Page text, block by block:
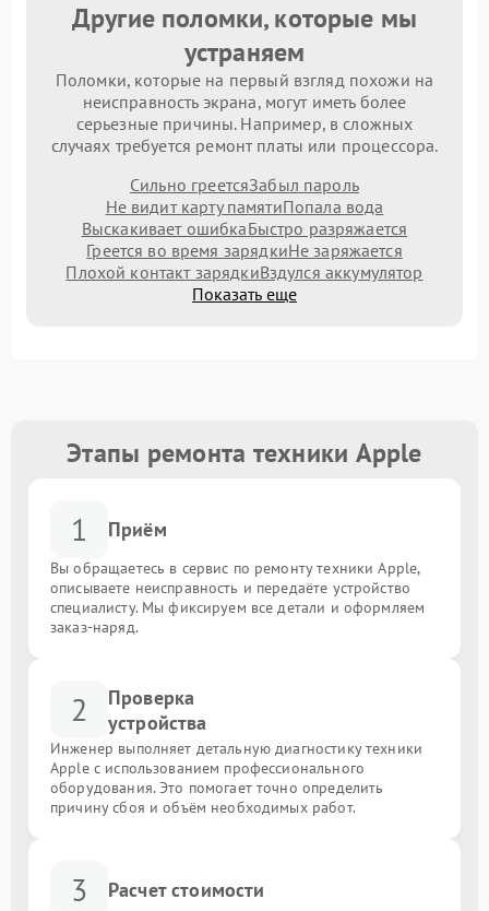
Другие поломки, которые мы
устраняем
Поломки, которые на первый взгляд похожи на
неисправность экрана, могут иметь более
серьезные причины. Например, в сложных
случаях требуется ремонт платы или процессора.
Сильно греетсяЗабыл пароль
Не видит карту памятиПопала вода
Выскакивает ошибкаБыстро разряжается
Греется во время зарядкиНе заряжается
Плохой контакт зарядкиВздулся аккумулятор
Показать еще
Этапы ремонта техники Apple
1 Приём
Вы обращаетесь в сервис по ремонту техники Apple,
описываете неисправность и передаёте устройство
специалисту. Мы фиксируем все детали и оформляем
заказ-наряд.
2
Проверка
устройства
Инженер выполняет детальную диагностику техники
Apple с использованием профессионального
оборудования. Это помогает точно определить
причину сбоя и объём необходимых работ.
3 Расчет стоимости